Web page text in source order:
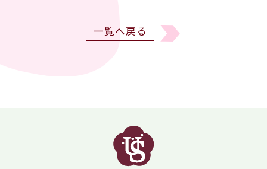
一覧へ戻る